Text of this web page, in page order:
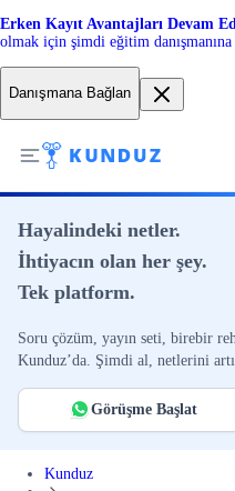
Erken Kayıt Avantajları Devam
olmak için şimdi eğitim
Danışmana Bağlan
Hayalindeki netler.
İhtiyacın olan her şey.
Tek platform.
Soru çözüm, yayın seti, birebir
Kunduz’da. Şimdi al, netlerini
Görüşme Başlat
Kunduz